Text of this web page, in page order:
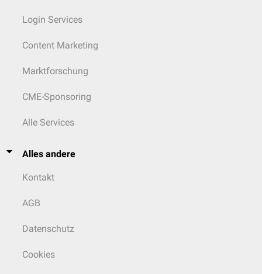
Login Services
Content Marketing
Marktforschung
CME-Sponsoring
Alle Services
Alles andere
Kontakt
AGB
Datenschutz
Cookies